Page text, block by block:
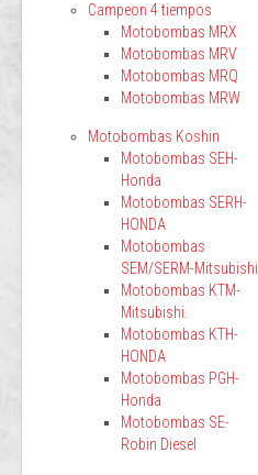
Campeon 4 tiempos
Motobombas MRX
Motobombas MRV
Motobombas MRQ
Motobombas MRW
Motobombas Koshin
Motobombas SEH-
Honda
Motobombas SERH-
HONDA
Motobombas
SEM/SERM-Mitsubishi
Motobombas KTM-
Mitsubishi.
Motobombas KTH-
HONDA
Motobombas PGH-
Honda
Motobombas SE-
Robin Diesel